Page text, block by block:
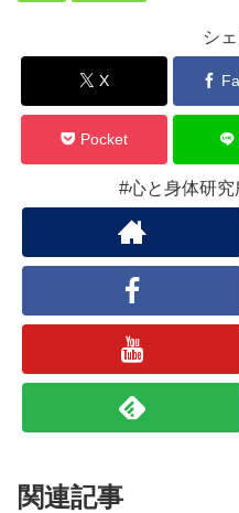
シ
X
Pocket
#心と身体研
関連記事